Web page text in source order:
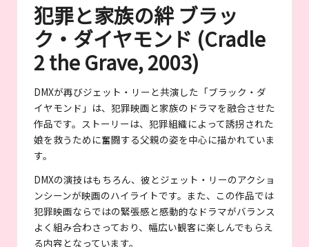
犯罪と家族の絆 ブラッ
ク・ダイヤモンド (Cradle
2 the Grave, 2003)
DMXが再びジェット・リーと共演した「ブラック・ダ
イヤモンド」は、犯罪映画と家族のドラマを融合させた
作品です。ストーリーは、犯罪組織によって誘拐された
娘を救うために奮闘する父親の姿を中心に描かれていま
す。
DMXの演技はもちろん、彼とジェット・リーのアクショ
ンシーンが映画のハイライトです。また、この作品では
犯罪映画ならではの緊張感と感動的なドラマがバランス
よく組み合わさっており、幅広い観客に楽しんでもらえ
る内容となっています。